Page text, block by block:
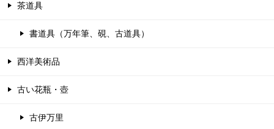
茶道具
書道具（万年筆、硯、古道具）
西洋美術品
古い花瓶・壺
古伊万里